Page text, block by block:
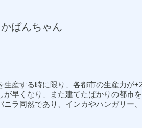
かばんちゃん
産する時に限り、各都市の生産力が+2
が早くなり、また建てたばかりの都市
ニラ同然であり、インカやハンガリー